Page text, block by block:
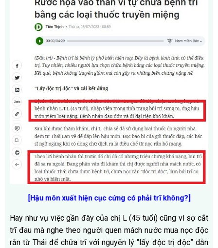
[Hậu môn xuất hiện cục cứng có phải trĩ không?]
Hay như vụ việc gần đây của chị L (45 tuổi) cũng vì sợ cắt
trĩ đau mà nghe theo người quen mách nước mua nọc độc
rắn từ Thái để chữa trĩ với nguyên lý “lấy độc trị độc” dẫn